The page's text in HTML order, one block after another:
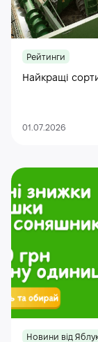
Рейтинги
Найкращі
01.07.2026
Новини від